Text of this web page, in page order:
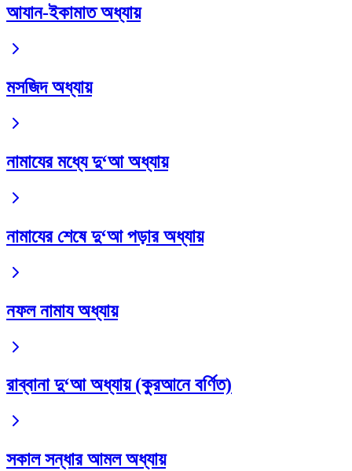
আযান-ইকামাত অধ্যায়
মসজিদ অধ্যায়
নামাযের মধ্যে দু‘আ অধ্যায়
নামাযের শেষে দু‘আ পড়ার অধ্যায়
নফল নামায অধ্যায়
রাব্বানা দু‘আ অধ্যায় (কুরআনে বর্ণিত)
সকাল সন্ধার আমল অধ্যায়